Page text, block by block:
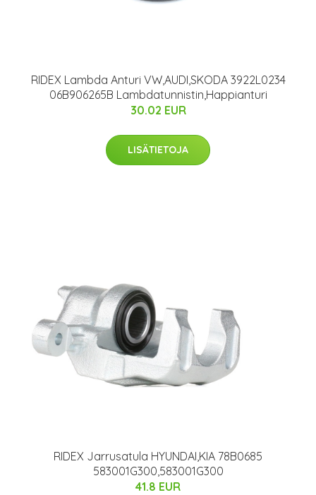
RIDEX Lambda Anturi VW,AUDI,SKODA 3922L0234
06B906265B Lambdatunnistin,Happianturi
30.02 EUR
LISÄTIETOJA
RIDEX Jarrusatula HYUNDAI,KIA 78B0685
583001G300,583001G300
41.8 EUR